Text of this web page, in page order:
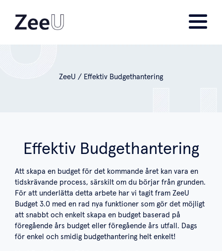
ZeeU / Effektiv Budgethantering
Effektiv Budgethantering
Att skapa en budget för det kommande året kan vara en
tidskrävande process, särskilt om du börjar från grunden.
För att underlätta detta arbete har vi tagit fram ZeeU
Budget 3.0 med en rad nya funktioner som gör det möjligt
att snabbt och enkelt skapa en budget baserad på
föregående års budget eller föregående års utfall. Dags
för enkel och smidig budgethantering helt enkelt!